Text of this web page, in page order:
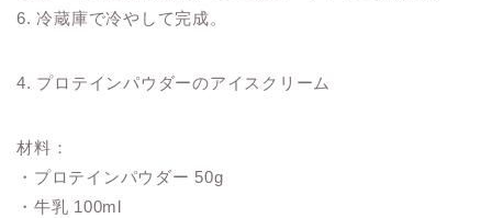
6. 冷蔵庫で冷やして完成。
4. プロテインパウダーのアイスクリーム
材料：
・プロテインパウダー 50g
・牛乳 100ml